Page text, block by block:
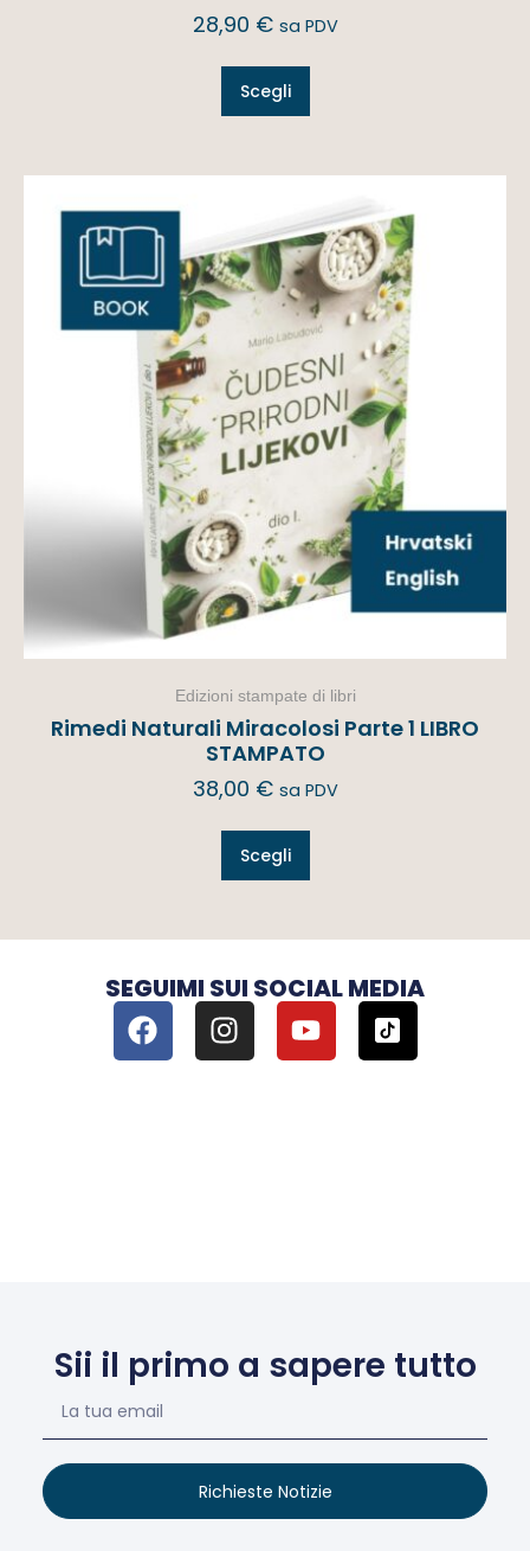
28,90 € sa PDV
Scegli
Edizioni stampate di libri
Rimedi Naturali Miracolosi Parte 1 LIBRO
STAMPATO
38,00 € sa PDV
Scegli
SEGUIMI SUI SOCIAL MEDIA
Sii il primo a sapere tutto
Richieste Notizie